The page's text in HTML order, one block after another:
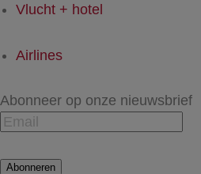
Vlucht + hotel
Airlines
Abonneer op onze nieuwsbrief
Abonneren